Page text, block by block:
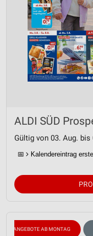
ALDI SÜD
Gültig von 03. Aug. bis
📅 Kalendereintrag
ANGEBOTE AB MONTAG